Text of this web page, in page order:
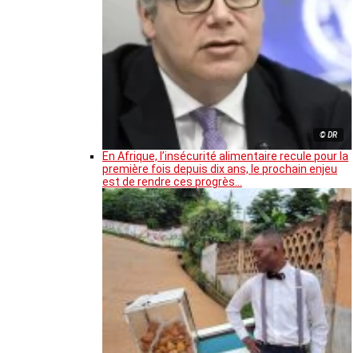
© DR
En Afrique, l’insécurité alimentaire recule pour la
première fois depuis dix ans, le prochain enjeu
est de rendre ces progrès…